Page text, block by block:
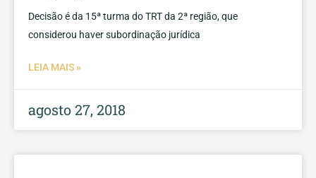
Decisão é da 15ª turma do TRT da 2ª região, que
considerou haver subordinação jurídica
LEIA MAIS »
agosto 27, 2018